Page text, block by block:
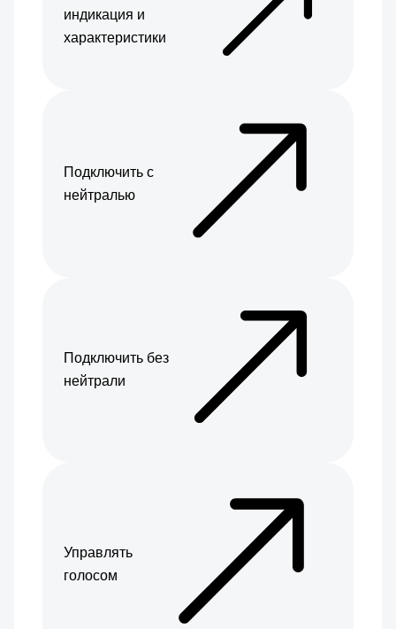
индикация и
характеристики
Подключить с
нейтралью
Подключить без
нейтрали
Управлять
голосом